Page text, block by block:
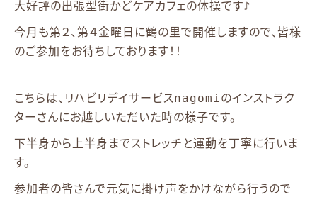
大好評の出張型街かどケアカフェの体操です♪
今月も第２、第４金曜日に鶴の里で開催しますので、皆様
のご参加をお待ちしております！！
こちらは、リハビリデイサービスnagomiのインストラク
ターさんにお越しいただいた時の様子です。
下半身から上半身までストレッチと運動を丁寧に行いま
す。
参加者の皆さんで元気に掛け声をかけながら行うので